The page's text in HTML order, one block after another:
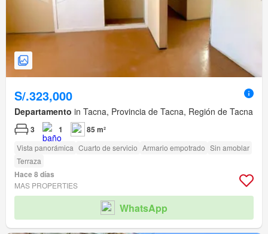
S/.323,000
Departamento in Tacna, Provincia de Tacna, Región de Tacna
3 1 85 m²
Vista panorámica Cuarto de servicio Armario empotrado Sin amoblar
Terraza
Hace 8 días
MAS PROPERTIES
WhatsApp